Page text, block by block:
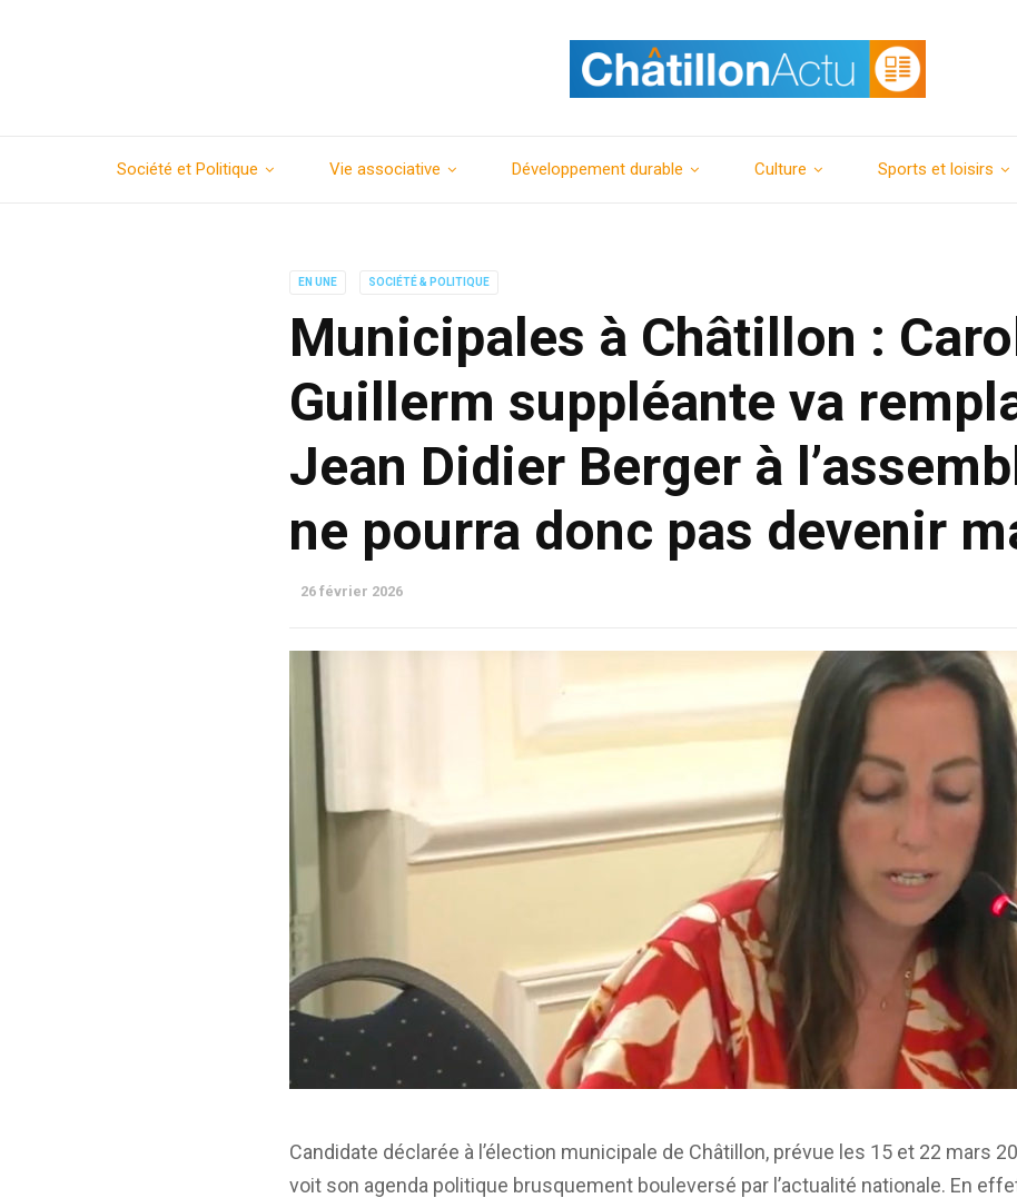
Société et Politique Vie associative Développement durable Culture Sports et loisirs
EN UNE SOCIÉTÉ & POLITIQUE
Municipales à Châtillon :
Guillerm suppléante va
Jean Didier Berger à
ne pourra donc pas devenir
26 février 2026
Candidate déclarée à l’élection municipale de Châtillon, prévue les 15 et 22 mars
voit son agenda politique brusquement bouleversé par l’actualité nationale. En